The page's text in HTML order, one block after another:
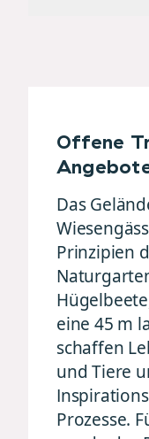
Offene
Das
Prinzipien
eine 45 m
schaffen
und Tiere
Prozesse.